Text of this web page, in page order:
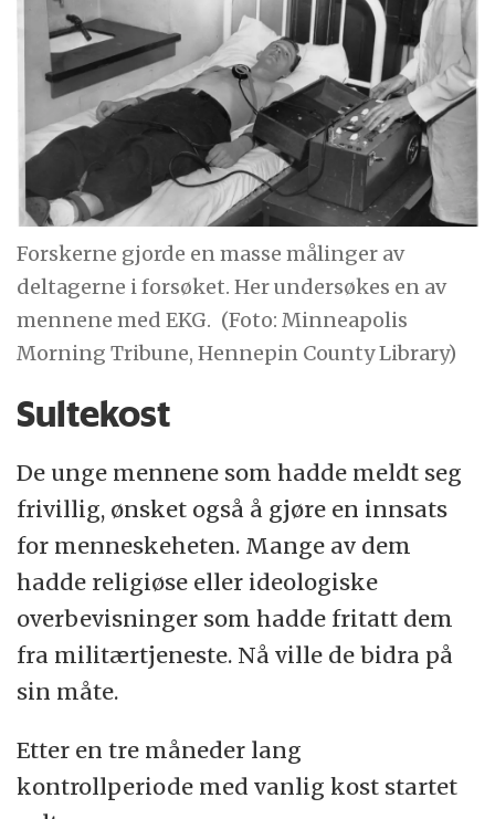
Forskerne gjorde en masse målinger av
deltagerne i forsøket. Her undersøkes en av
mennene med EKG. (Foto: Minneapolis
Morning Tribune, Hennepin County Library)
Sultekost
De unge mennene som hadde meldt seg
frivillig, ønsket også å gjøre en innsats
for menneskeheten. Mange av dem
hadde religiøse eller ideologiske
overbevisninger som hadde fritatt dem
fra militærtjeneste. Nå ville de bidra på
sin måte.
Etter en tre måneder lang
kontrollperiode med vanlig kost startet